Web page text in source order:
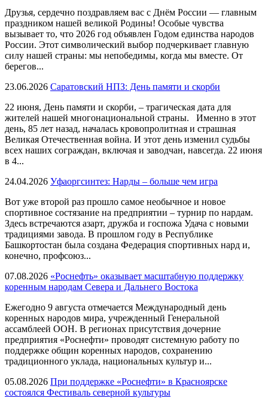
Друзья, сердечно поздравляем вас с Днём России — главным
праздником нашей великой Родины! Особые чувства
вызывает то, что 2026 год объявлен Годом единства народов
России. Этот символический выбор подчеркивает главную
силу нашей страны: мы непобедимы, когда мы вместе. От
берегов...
23.06.2026 Саратовский НПЗ: День памяти и скорби
22 июня, День памяти и скорби, – трагическая дата для
жителей нашей многонациональной страны. Именно в этот
день, 85 лет назад, началась кровопролитная и страшная
Великая Отечественная война. И этот день изменил судьбы
всех наших сограждан, включая и заводчан, навсегда. 22 июня
в 4...
24.04.2026 Уфаоргсинтез: Нарды – больше чем игра
Вот уже второй раз прошло самое необычное и новое
спортивное состязание на предприятии – турнир по нардам.
Здесь встречаются азарт, дружба и госпожа Удача с новыми
традициями завода. В прошлом году в Республике
Башкортостан была создана Федерация спортивных нард и,
конечно, профсоюз...
07.08.2026 «Роснефть» оказывает масштабную поддержку
коренным народам Севера и Дальнего Востока
Ежегодно 9 августа отмечается Международный день
коренных народов мира, учрежденный Генеральной
ассамблеей ООН. В регионах присутствия дочерние
предприятия «Роснефти» проводят системную работу по
поддержке общин коренных народов, сохранению
традиционного уклада, национальных культур и...
05.08.2026 При поддержке «Роснефти» в Красноярске
состоялся Фестиваль северной культуры